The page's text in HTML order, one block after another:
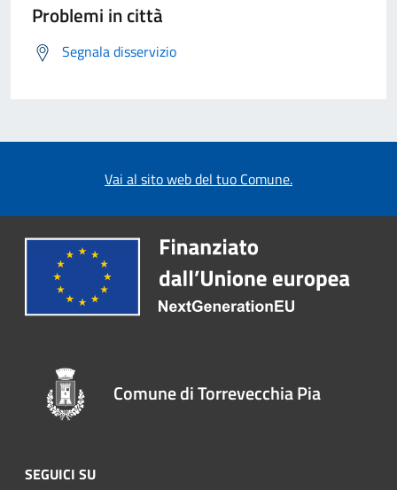
Problemi in città
Segnala disservizio
Vai al sito web del tuo Comune.
Comune di Torrevecchia Pia
SEGUICI SU